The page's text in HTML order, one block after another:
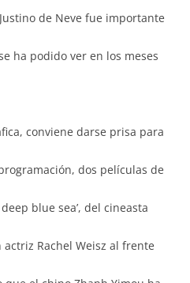
de Neve fue importante
ha podido ver en los meses
conviene darse prisa para
dos películas de
blue sea’, del cineasta
Rachel Weisz al frente